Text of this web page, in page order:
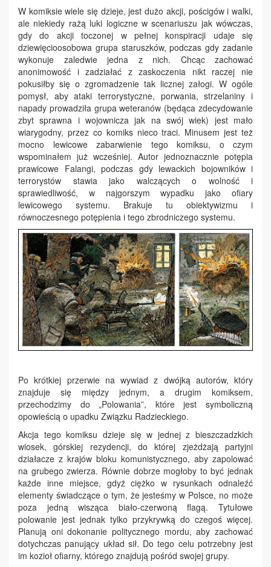
W komiksie wiele się dzieje, jest dużo akcji, pościgów i walki,
ale niekiedy rażą luki logiczne w scenariuszu jak wówczas,
gdy do akcji toczonej w pełnej konspiracji udaje się
dziewięcioosobowa grupa staruszków, podczas gdy zadanie
wykonuje zaledwie jedna z nich. Chcąc zachować
anonimowość i zadziałać z zaskoczenia nikt raczej nie
pokusiłby się o zgromadzenie tak licznej załogi. W ogóle
pomysł, aby ataki terrorystyczne, porwania, strzelaniny i
napady prowadziła grupa weteranów (będąca zdecydowanie
zbyt sprawna i wojownicza jak na swój wiek) jest mało
wiarygodny, przez co komiks nieco traci. Minusem jest też
mocno lewicowe zabarwienie tego komiksu, o czym
wspominałem już wcześniej. Autor jednoznacznie potępia
prawicowe Falangi, podczas gdy lewackich bojowników i
terrorystów stawia jako walczących o wolność i
sprawiedliwość, w najgorszym wypadku jako ofiary
lewicowego systemu. Brakuje tu obiektywizmu i
równoczesnego potępienia i tego zbrodniczego systemu.
Po krótkiej przerwie na wywiad z dwójką autorów, który
znajduje się między jednym, a drugim komiksem,
przechodzimy do „Polowania”, które jest symboliczną
opowieścią o upadku Związku Radzieckiego.
Akcja tego komiksu dzieje się w jednej z bieszczadzkich
wiosek, górskiej rezydencji, do której zjeżdżają partyjni
działacze z krajów bloku komunistycznego, aby zapolować
na grubego zwierza. Równie dobrze mogłoby to być jednak
każde inne miejsce, gdyż ciężko w rysunkach odnaleźć
elementy świadczące o tym, że jesteśmy w Polsce, no może
poza jedną wisząca biało-czerwoną flagą. Tytułowe
polowanie jest jednak tylko przykrywką do czegoś więcej.
Planują oni dokonanie politycznego mordu, aby zachować
dotychczas panujący układ sił. Do tego celu potrzebny jest
im kozioł ofiarny, którego znajdują pośród swojej grupy.